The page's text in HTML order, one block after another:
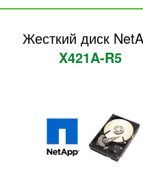
Жесткий диск
X421A-R5